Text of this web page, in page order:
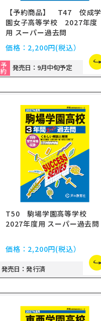
【予約商品】 T47 佼成学
園女子高等学校 2027年度
用 スーパー過去問
価格： 2,200円(税込）
予
約 発売日：9月中旬予定
T50 駒場学園高等学校
2027年度用 スーパー過去問
価格： 2,200円(税込）
発売日：発行済